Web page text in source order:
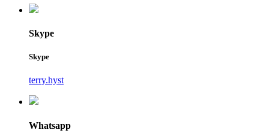
Skype
Skype
terry.hyst
Whatsapp